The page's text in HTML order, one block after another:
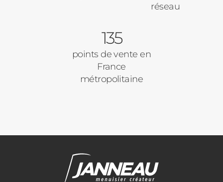
réseau
135
points de vente en
France
métropolitaine